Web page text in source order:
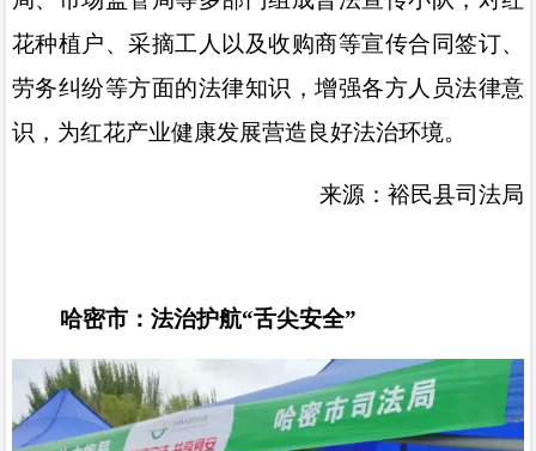
花种植户、采摘工人以及收购商等宣传合同签订、
劳务纠纷等方面的法律知识，增强各方人员法律意
识，为红花产业健康发展营造良好法治环境。
来源：裕民县司法局
哈密市：法治护航“舌尖安全”